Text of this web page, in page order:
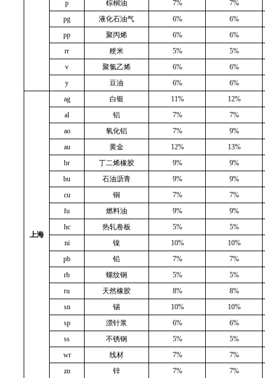
p 棕榈油 7%
7%
pg
液化石油气 6%
6%
pp
聚丙烯 6%
6%
rr
粳米 5%
5%
v
聚氯乙烯 6%
6%
y
豆油 6% 6%
上海
ag 白银 11%
12%
al
铝 7%
7%
ao
氧化铝 7%
9%
au
黄金 12%
13%
br
丁二烯橡胶 9%
9%
bu
石油沥青 9%
9%
cu
铜 7%
7%
fu
燃料油 9%
9%
hc
热轧卷板 5%
5%
ni
镍 10%
10%
pb
铅 7%
7%
rb
螺纹钢 5%
5%
ru
天然橡胶 8%
8%
sn
锡 10%
10%
sp
漂针浆 6%
6%
ss
不锈钢 5%
5%
wr
线材 7%
7%
zn
锌 7% 7%